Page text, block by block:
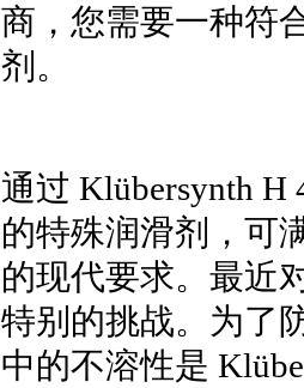
商，您需要一种符
剂。
通过 Klübersynth
的特殊润滑剂，可
的现代要求。最近
特别的挑战。为了
中的不溶性是